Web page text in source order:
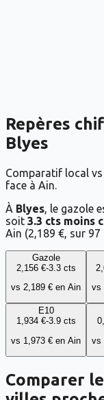
Repères
Blyes
Comparatif local
face à Ain.
À Blyes, le gazole
soit 3.3 cts moins
Ain (2,189 €, sur 97
Gazole
2,156 €-3.3cts
vs 2,189 € en Ain
vs
E10
1,934 €-3.9cts
vs 1,973 € en Ain
vs
Comparer